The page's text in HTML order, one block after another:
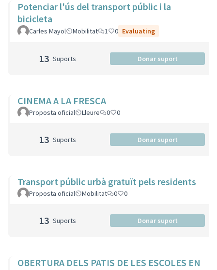
Potenciar l'ús del transport públic i la
bicicleta
Carles Mayol Mobilitat 1 0 Evaluating
13 Suports Donar suport
CINEMA A LA FRESCA
Proposta oficial Lleure 0 0
13 Suports Donar suport
Transport públic urbà gratuït pels residents
Proposta oficial Mobilitat 0 0
13 Suports Donar suport
OBERTURA DELS PATIS DE LES ESCOLES EN